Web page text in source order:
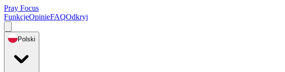
Pray Focus
FunkcjeOpinieFAQOdkryj
Polski